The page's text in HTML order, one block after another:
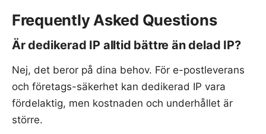
Frequently Asked Questions
Är dedikerad IP alltid bättre än delad IP?
Nej, det beror på dina behov. För e-postleverans
och företags-säkerhet kan dedikerad IP vara
fördelaktig, men kostnaden och underhållet är
större.